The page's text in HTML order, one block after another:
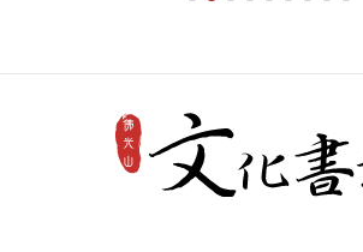
閒愁最苦
心身症作為中西醫學心理學的交叉